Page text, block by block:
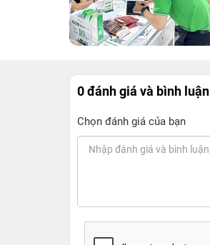
0 đánh giá và bình luận
Chọn đánh giá của bạn